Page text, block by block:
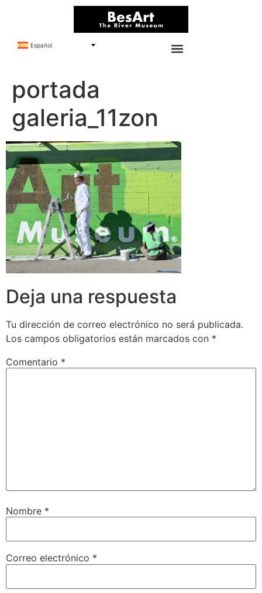
Español
portada
galeria_11zon
Deja una respuesta
Tu dirección de correo electrónico no será publicada.
Los campos obligatorios están marcados con *
Comentario *
Nombre *
Correo electrónico *